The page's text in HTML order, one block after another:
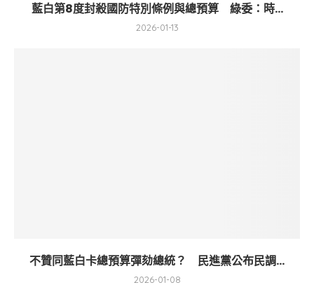
藍白第8度封殺國防特別條例與總預算 綠委：時...
2026-01-13
不贊同藍白卡總預算彈劾總統？ 民進黨公布民調...
2026-01-08